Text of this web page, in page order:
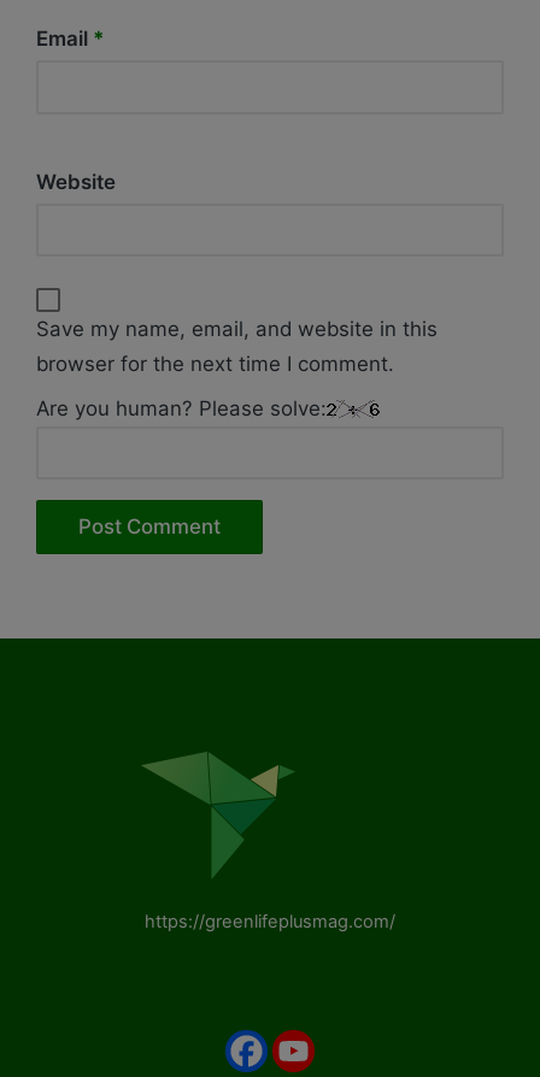
Email *
Website
Save my name, email, and website in this
browser for the next time I comment.
Are you human? Please solve:
https://greenlifeplusmag.com/